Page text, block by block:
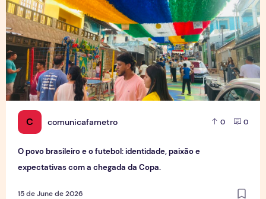
C comunicafametro 0 0
O povo brasileiro e o futebol: identidade, paixão e
expectativas com a chegada da Copa.
15 de June de 2026